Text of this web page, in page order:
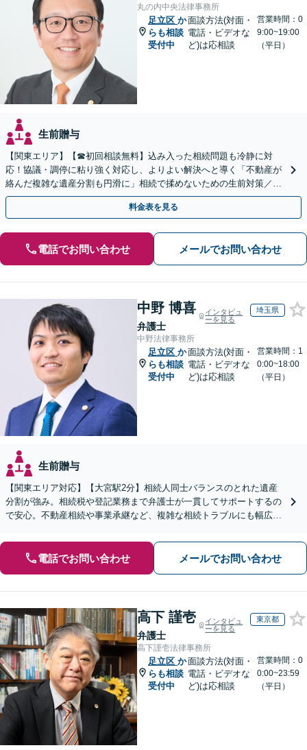
丸の内中央法律事務所
足立区 か
らも相談
受付中
面談方法(対面・
電話・ビデオな
ど)は応相談
営業時間：0
9:00~19:00
（平日）
生前贈与
【関東エリア】【☎︎初回相談無料】込み入った相続問題も冷静に対
応！協議・調停に粘り強く対応し、よりよい解決へと導く「不動産が
絡んだ複雑な遺産分割も円滑に」相続で揉めないための生前対策／遺
言書の作成から執行【夜間相談可】【有楽町駅1分】
料金表を見る
電話でお問い合わせ メールでお問い合わせ
中野 博喜
弁護士
インタビュ
ーを見る
埼玉県
中野法律事務所
足立区 か
らも相談
受付中
面談方法(対面・
電話・ビデオな
ど)は応相談
営業時間：1
0:00~18:00
（平日）
生前贈与
【関東エリア対応】【大宮駅2分】相続人同士バランスのとれた遺産
分割が強み。相続税や登記業務まで弁護士が一貫してサポートするの
で安心。不動産相続や事業承継など、複雑な相続トラブルにも幅広く
電話でお問い合わせ メールでお問い合わせ
高下 謹壱
弁護士
インタビュ
ーを見る
東京都
高下謹壱法律事務所
足立区 か
らも相談
受付中
面談方法(対面・
電話・ビデオな
ど)は応相談
営業時間：0
0:00~23:59
（平日）